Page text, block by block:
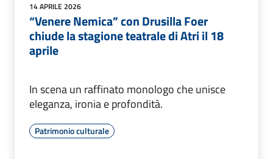
14 APRILE 2026
“Venere Nemica” con Drusilla Foer
chiude la stagione teatrale di Atri il 18
aprile
In scena un raffinato monologo che unisce
eleganza, ironia e profondità.
Patrimonio culturale